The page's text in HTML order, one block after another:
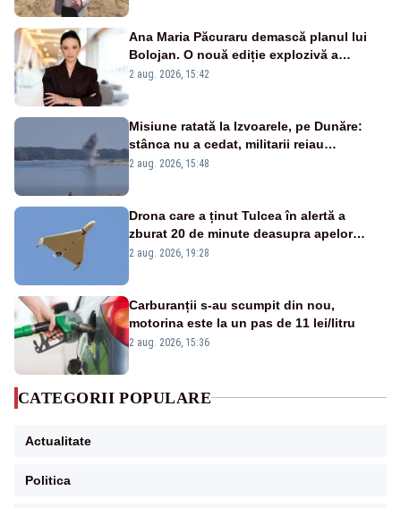
Ana Maria Păcuraru demască planul lui
Bolojan. O nouă ediție explozivă a
emisiunii „Miza Zilei” la Realitatea PLUS
2 aug. 2026, 15:42
Misiune ratată la Izvoarele, pe Dunăre:
stânca nu a cedat, militarii reiau
detonările luni – VIDEO
2 aug. 2026, 15:48
Drona care a ținut Tulcea în alertă a
zburat 20 de minute deasupra apelor
României. Au fost ridicate două F-16
2 aug. 2026, 19:28
Carburanții s-au scumpit din nou,
motorina este la un pas de 11 lei/litru
2 aug. 2026, 15:36
CATEGORII POPULARE
Actualitate
Politica